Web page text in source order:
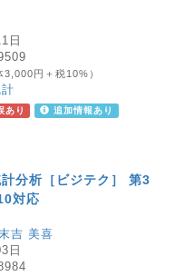
日
3,000円＋税10%）
あり 追加情報あり
分析［ビジテク］ 第3
対応
吉 美喜
日